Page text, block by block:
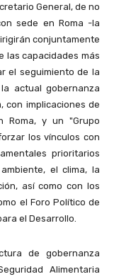
General, de no
sede en Roma -la
conjuntamente
las capacidades más
el seguimiento de la
actual gobernanza
con implicaciones de
Roma, y un "Grupo
los vínculos con
prioritarios
el clima, la
así como con los
el Foro Político de
el Desarrollo.
de gobernanza
Alimentaria